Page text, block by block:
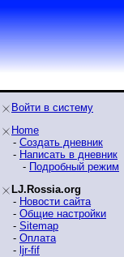
Войти в систему
Home
- Создать дневник
- Написать в дневник
- Подробный режим
LJ.Rossia.org
- Новости сайта
- Общие настройки
- Sitemap
- Оплата
- ljr-fif